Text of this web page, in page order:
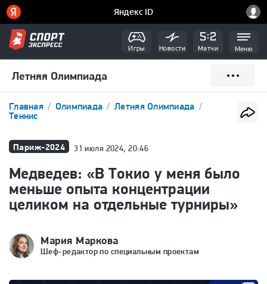
Игры Новости Матчи Меню
Летняя Олимпиада
Главная Олимпиада
Летняя Олимпиада
Теннис
Париж-2024 31 июля 2024, 20:46
Медведев: «В Токио у меня было
меньше опыта концентрации
целиком на отдельные турниры»
Мария Маркова
Шеф-редактор по специальным проектам